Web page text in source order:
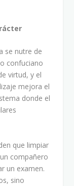
se nutre de
confuciano
virtud, y el
mejora el
donde el
que limpiar
compañero
un examen.
sino